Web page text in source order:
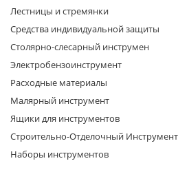
Лестницы и стремянки
Средства индивидуальной защиты
Столярно-слесарный инструмен
Электробензоинструмент
Расходные материалы
Малярный инструмент
Ящики для инструментов
Строительно-Отделочный Инструмент
Наборы инструментов